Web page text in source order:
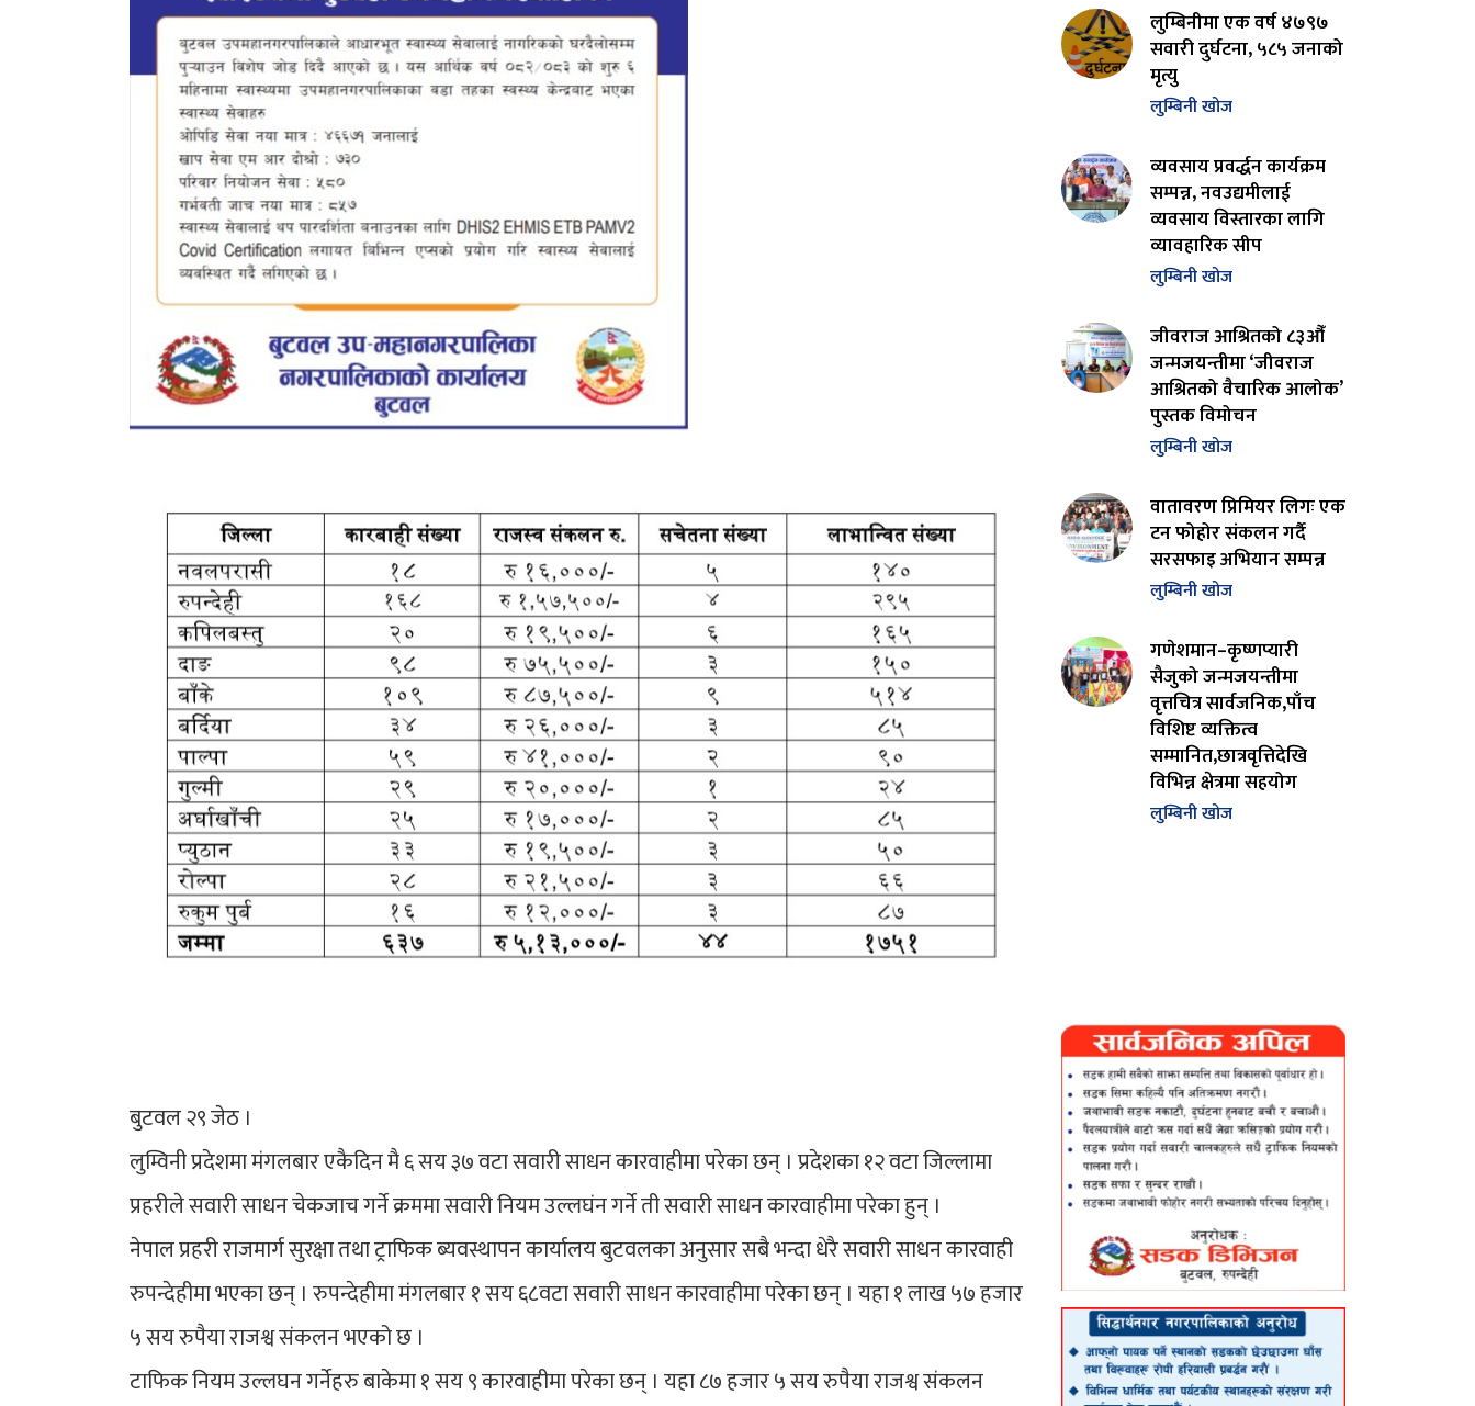
बुटवल २९ जेठ ।
लुम्विनी प्रदेशमा मंगलबार एकैदिन मै ६ सय ३७ वटा सवारी साधन कारवाहीमा परेका छन् । प्रदेशका १२ वटा जिल्लामा
प्रहरीले सवारी साधन चेकजाच गर्ने क्रममा सवारी नियम उल्लघंन गर्ने ती सवारी साधन कारवाहीमा परेका हुन् ।
नेपाल प्रहरी राजमार्ग सुरक्षा तथा ट्राफिक ब्यवस्थापन कार्यालय बुटवलका अनुसार सबै भन्दा धेरै सवारी साधन कारवाही
रुपन्देहीमा भएका छन् । रुपन्देहीमा मंगलबार १ सय ६८वटा सवारी साधन कारवाहीमा परेका छन् । यहा १ लाख ५७ हजार
५ सय रुपैया राजश्व संकलन भएको छ ।
टाफिक नियम उल्लघन गर्नेहरु बाकेमा १ सय ९ कारवाहीमा परेका छन् । यहा ८७ हजार ५ सय रुपैया राजश्व संकलन
लुम्बिनीमा एक वर्ष ४७९७
सवारी दुर्घटना, ५८५ जनाको
मृत्यु
लुम्बिनी खोज
व्यवसाय प्रवर्द्धन कार्यक्रम
सम्पन्न, नवउद्यमीलाई
व्यवसाय विस्तारका लागि
व्यावहारिक सीप
लुम्बिनी खोज
जीवराज आश्रितको ८३औँ
जन्मजयन्तीमा ‘जीवराज
आश्रितको वैचारिक आलोक’
पुस्तक विमोचन
लुम्बिनी खोज
वातावरण प्रिमियर लिगः एक
टन फोहोर संकलन गर्दै
सरसफाइ अभियान सम्पन्न
लुम्बिनी खोज
गणेशमान–कृष्णप्यारी
सैजुको जन्मजयन्तीमा
वृत्तचित्र सार्वजनिक,पाँच
विशिष्ट व्यक्तित्व
सम्मानित,छात्रवृत्तिदेखि
विभिन्न क्षेत्रमा सहयोग
लुम्बिनी खोज